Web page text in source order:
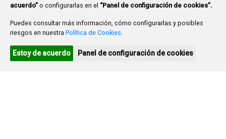
acuerdo” o configurarlas en el “Panel de configuración de cookies”.
Puedes consultar más información, cómo configurarlas y posibles
riesgos en nuestra Política de Cookies.
Estoy de acuerdo Panel de configuración de cookies
Ayuntamiento de Burgos
Agenda cultural